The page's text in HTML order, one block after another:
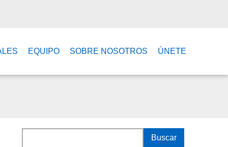
EQUIPO SOBRE NOSOTROS ÚNETE